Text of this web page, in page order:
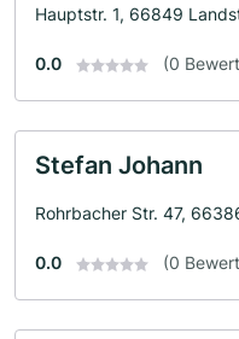
Hauptstr. 1, 66849
0.0 (0
Stefan Johann
Rohrbacher Str. 47,
0.0 (0